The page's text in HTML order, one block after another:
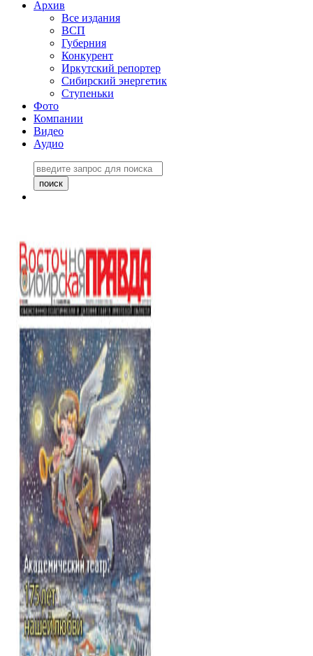
Архив
Все издания
ВСП
Губерния
Конкурент
Иркутский репортер
Сибирский энергетик
Ступеньки
Фото
Компании
Видео
Аудио